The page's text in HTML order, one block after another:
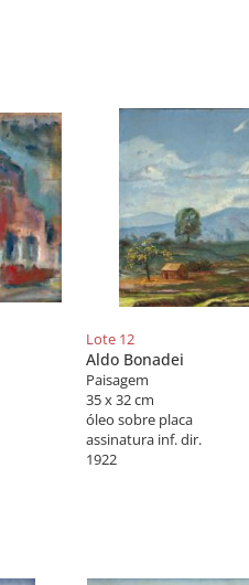
Lote 12
Aldo Bonadei
Paisagem
35 x 32 cm
óleo sobre placa
assinatura inf. dir.
1922